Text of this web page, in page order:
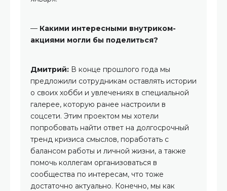
— Какими интересными внутриком-
акциями могли бы поделиться?
Дмитрий: В конце прошлого года мы
предложили сотрудникам оставлять истории
о своих хобби и увлечениях в специальной
галерее, которую ранее настроили в
соцсети. Этим проектом мы хотели
попробовать найти ответ на долгосрочный
тренд кризиса смыслов, поработать с
балансом работы и личной жизни, а также
помочь коллегам организоваться в
сообщества по интересам, что тоже
достаточно актуально. Конечно, мы как